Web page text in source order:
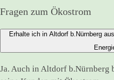
Fragen zum Ökostrom
Erhalte ich in Altdorf b.Nürnberg
Ja. Auch in Altdorf b.Nürnberg